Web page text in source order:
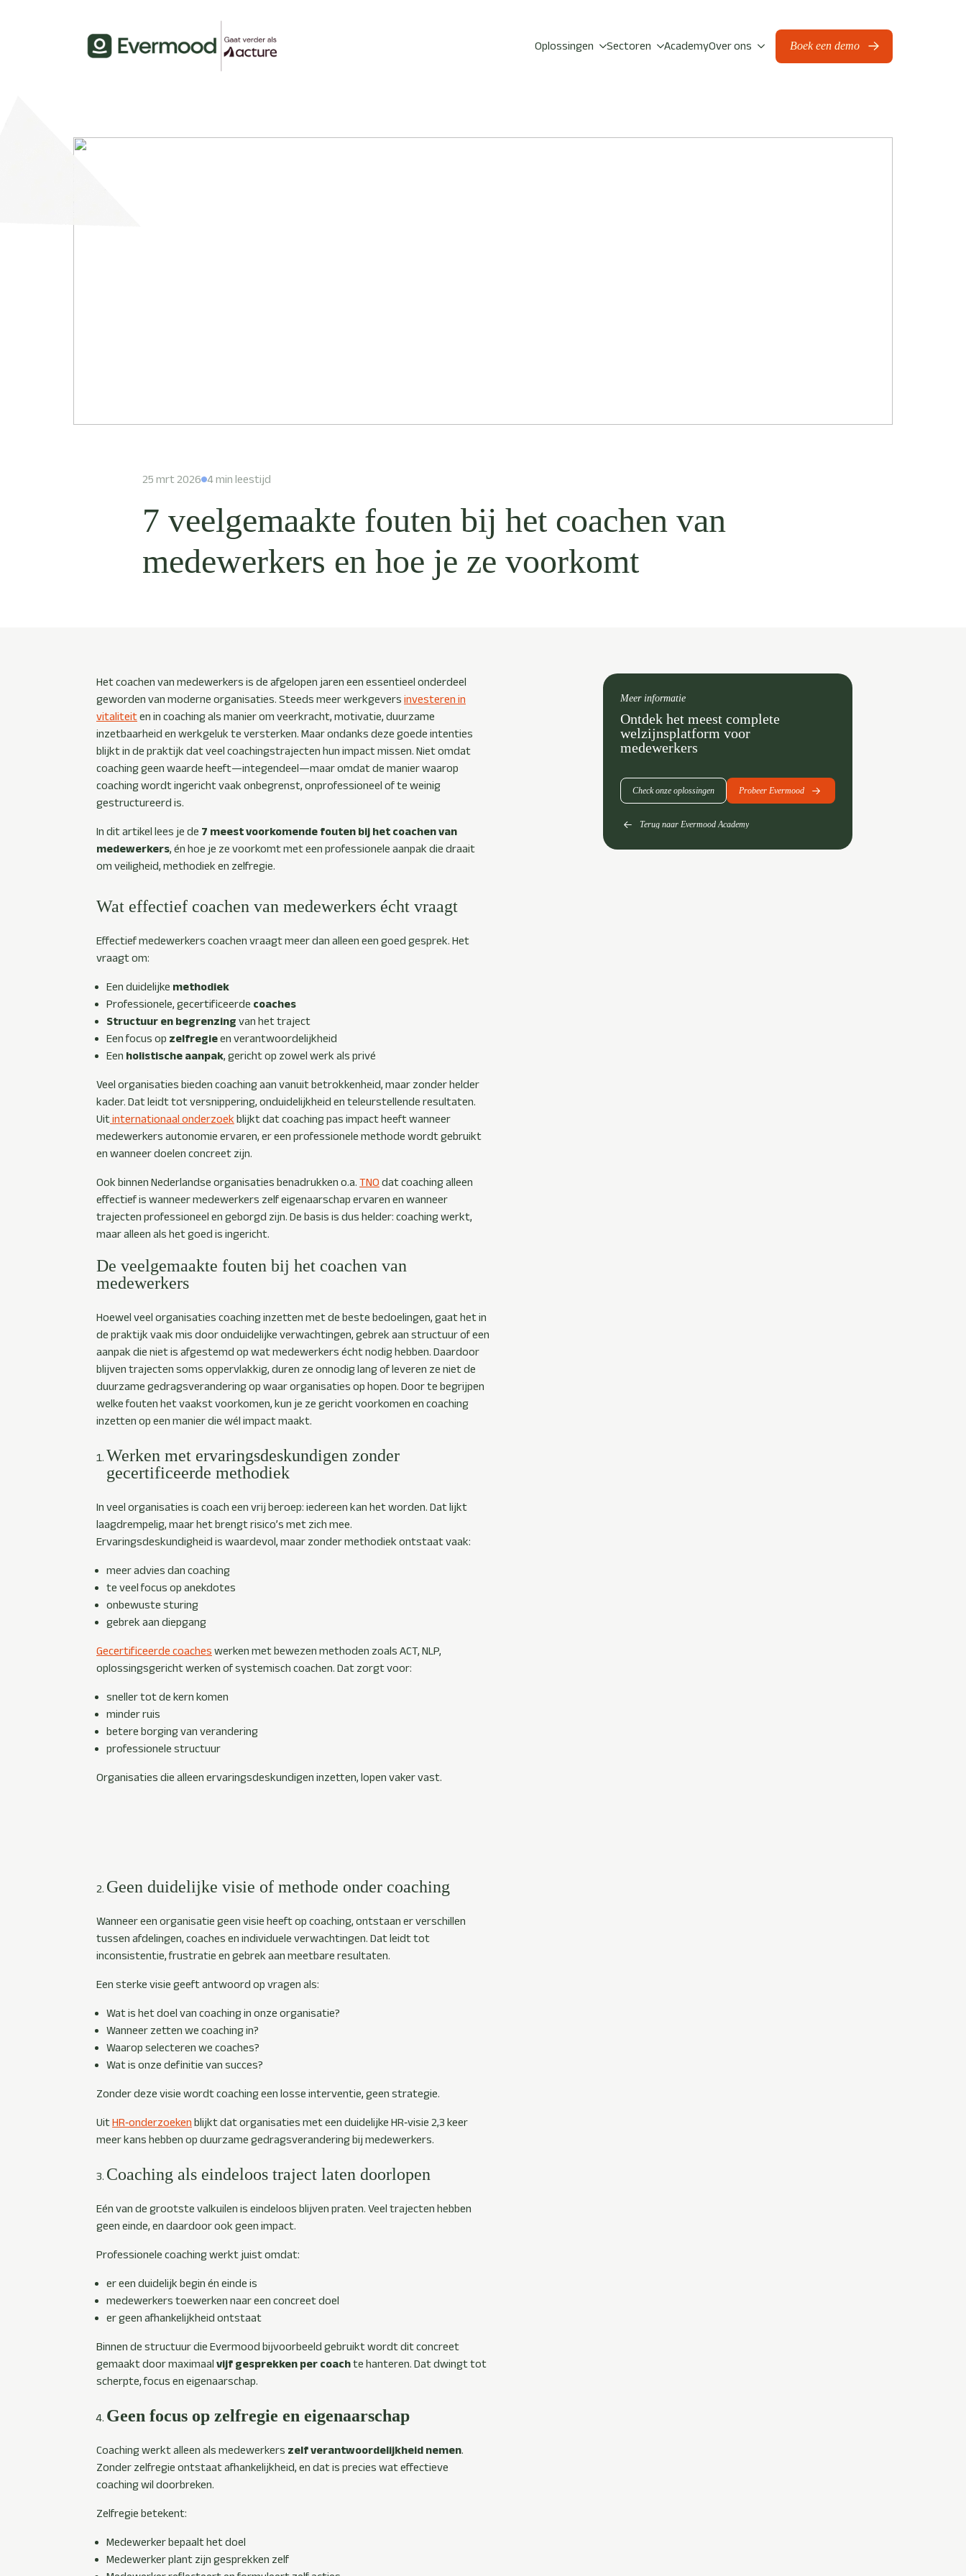
Oplossingen Sectoren AcademyOver ons Boek een demo
25 mrt 2026 4 min leestijd
7 veelgemaakte fouten bij het coachen van
medewerkers en hoe je ze voorkomt
Het coachen van medewerkers is de afgelopen jaren een essentieel onderdeel
geworden van moderne organisaties. Steeds meer werkgevers investeren in
vitaliteiten in coaching als manier om veerkracht, motivatie, duurzame
inzetbaarheid en werkgeluk te versterken. Maar ondanks deze goede intenties
blijkt in de praktijk dat veel coachingstrajecten hun impact missen. Niet omdat
coaching geen waarde heeft—integendeel—maar omdat de manier waarop
coaching wordt ingericht vaak onbegrenst, onprofessioneel of te weinig
gestructureerd is.
In dit artikel lees je de 7 meest voorkomende fouten bij het coachen van
medewerkers, én hoe je ze voorkomt met een professionele aanpak die draait
om veiligheid, methodiek en zelfregie.
Wat effectief coachen van medewerkers écht vraagt
Effectief medewerkers coachen vraagt meer dan alleen een goed gesprek. Het
vraagt om:
Een duidelijke methodiek
Professionele, gecertificeerde coaches
Structuur en begrenzing van het traject
Een focus op zelfregieen verantwoordelijkheid
Een holistische aanpak, gericht op zowel werk als privé
Veel organisaties bieden coaching aan vanuit betrokkenheid, maar zonder helder
kader. Dat leidt tot versnippering, onduidelijkheid en teleurstellende resultaten.
Uitinternationaal onderzoek blijkt dat coaching pas impact heeft wanneer
medewerkers autonomie ervaren, er een professionele methode wordt gebruikt
en wanneer doelen concreet zijn.
Ook binnen Nederlandse organisaties benadrukken o.a. TNO dat coaching alleen
effectief is wanneer medewerkers zelf eigenaarschap ervaren en wanneer
trajecten professioneel en geborgd zijn. De basis is dus helder: coaching werkt,
maar alleen als het goed is ingericht.
De veelgemaakte fouten bij het coachen van
medewerkers
Hoewel veel organisaties coaching inzetten met de beste bedoelingen, gaat het in
de praktijk vaak mis door onduidelijke verwachtingen, gebrek aan structuur of een
aanpak die niet is afgestemd op wat medewerkers écht nodig hebben. Daardoor
blijven trajecten soms oppervlakkig, duren ze onnodig lang of leveren ze niet de
duurzame gedragsverandering op waar organisaties op hopen. Door te begrijpen
welke fouten het vaakst voorkomen, kun je ze gericht voorkomen en coaching
inzetten op een manier die wél impact maakt.
Werken met ervaringsdeskundigen zonder
gecertificeerde methodiek
In veel organisaties is coach een vrij beroep: iedereen kan het worden. Dat lijkt
laagdrempelig, maar het brengt risico’s met zich mee.
Ervaringsdeskundigheid is waardevol, maar zonder methodiek ontstaat vaak:
meer advies dan coaching
te veel focus op anekdotes
onbewuste sturing
gebrek aan diepgang
Gecertificeerde coaches werken met bewezen methoden zoals ACT, NLP,
oplossingsgericht werken of systemisch coachen. Dat zorgt voor:
sneller tot de kern komen
minder ruis
betere borging van verandering
professionele structuur
Organisaties die alleen ervaringsdeskundigen inzetten, lopen vaker vast.
Geen duidelijke visie of methode onder coaching
Wanneer een organisatie geen visie heeft op coaching, ontstaan er verschillen
tussen afdelingen, coaches en individuele verwachtingen. Dat leidt tot
inconsistentie, frustratie en gebrek aan meetbare resultaten.
Een sterke visie geeft antwoord op vragen als:
Wat is het doel van coaching in onze organisatie?
Wanneer zetten we coaching in?
Waarop selecteren we coaches?
Wat is onze definitie van succes?
Zonder deze visie wordt coaching een losse interventie, geen strategie.
UitHR‑onderzoeken blijkt dat organisaties met een duidelijke HR‑visie 2,3 keer
meer kans hebben op duurzame gedragsverandering bij medewerkers.
Coaching als eindeloos traject laten doorlopen
Eén van de grootste valkuilen is eindeloos blijven praten. Veel trajecten hebben
geen einde, en daardoor ook geen impact.
Professionele coaching werkt juist omdat:
er een duidelijk begin én einde is
medewerkers toewerken naar een concreet doel
er geen afhankelijkheid ontstaat
Binnen de structuur die Evermood bijvoorbeeld gebruikt wordt dit concreet
gemaakt door maximaal vijf gesprekken per coachte hanteren. Dat dwingt tot
scherpte, focus en eigenaarschap.
Geen focus op zelfregie en eigenaarschap
Coaching werkt alleen als medewerkers zelf verantwoordelijkheid nemen.
Zonder zelfregie ontstaat afhankelijkheid, en dat is precies wat effectieve
coaching wil doorbreken.
Zelfregie betekent:
Medewerker bepaalt het doel
Medewerker plant zijn gesprekken zelf
Meer informatie
Ontdek het meest complete
welzijnsplatform voor
medewerkers
Check onze oplossingen Probeer Evermood
Terug naar Evermood Academy